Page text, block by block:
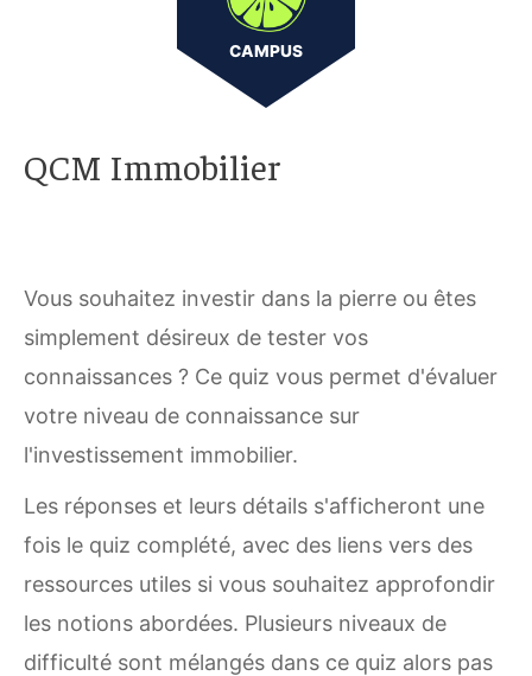
CAMPUS
QCM Immobilier
Vous souhaitez investir dans la pierre ou êtes
simplement désireux de tester vos
connaissances ? Ce quiz vous permet d'évaluer
votre niveau de connaissance sur
l'investissement immobilier.
Les réponses et leurs détails s'afficheront une
fois le quiz complété, avec des liens vers des
ressources utiles si vous souhaitez approfondir
les notions abordées. Plusieurs niveaux de
difficulté sont mélangés dans ce quiz alors pas